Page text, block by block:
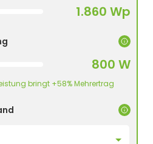
1.860 Wp
800 W
bringt +58% Mehrertrag